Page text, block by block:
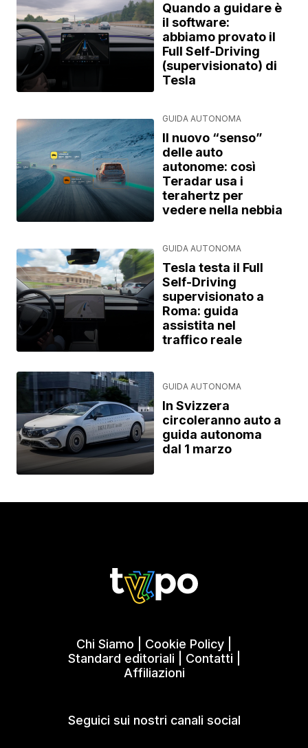
Quando a guidare è
il software:
abbiamo provato il
Full Self-Driving
(supervisionato) di
Tesla
GUIDA AUTONOMA
Il nuovo “senso”
delle auto
autonome: così
Teradar usa i
terahertz per
vedere nella nebbia
GUIDA AUTONOMA
Tesla testa il Full
Self-Driving
supervisionato a
Roma: guida
assistita nel
traffico reale
GUIDA AUTONOMA
In Svizzera
circoleranno auto a
guida autonoma
dal 1 marzo
Chi Siamo Cookie Policy
Standard editoriali
Contatti
Affiliazioni
Seguici sui nostri canali social